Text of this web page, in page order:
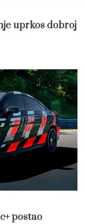
uprkos dobroj
postao